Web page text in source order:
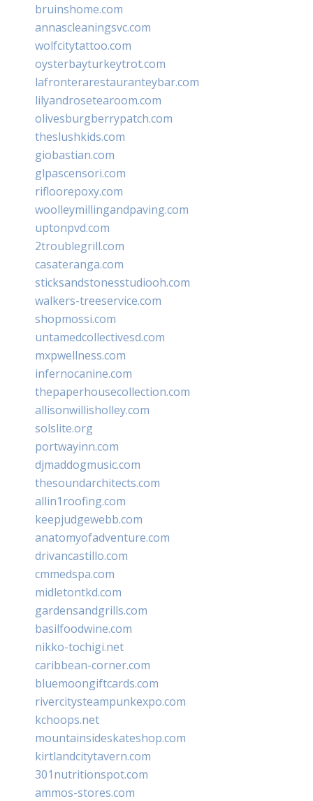
bruinshome.com
annascleaningsvc.com
wolfcitytattoo.com
oysterbayturkeytrot.com
lafronterarestauranteybar.com
lilyandrosetearoom.com
olivesburgberrypatch.com
theslushkids.com
giobastian.com
glpascensori.com
rifloorepoxy.com
woolleymillingandpaving.com
uptonpvd.com
2troublegrill.com
casateranga.com
sticksandstonesstudiooh.com
walkers-treeservice.com
shopmossi.com
untamedcollectivesd.com
mxpwellness.com
infernocanine.com
thepaperhousecollection.com
allisonwillisholley.com
solslite.org
portwayinn.com
djmaddogmusic.com
thesoundarchitects.com
allin1roofing.com
keepjudgewebb.com
anatomyofadventure.com
drivancastillo.com
cmmedspa.com
midletontkd.com
gardensandgrills.com
basilfoodwine.com
nikko-tochigi.net
caribbean-corner.com
bluemoongiftcards.com
rivercitysteampunkexpo.com
kchoops.net
mountainsideskateshop.com
kirtlandcitytavern.com
301nutritionspot.com
ammos-stores.com